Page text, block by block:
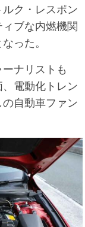
ク・レスポン
ブな内燃機関
った。
ナリストも
、電動化トレン
の自動車ファン